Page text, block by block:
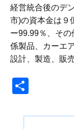
経営統合後のデ
市)の資本金は９
ー99.99％、そ
係製品、カーエ
設計、製造、販